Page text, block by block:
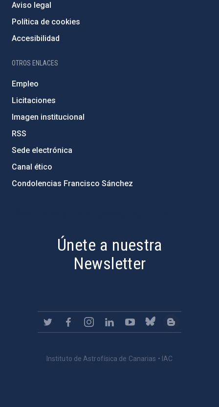
Aviso legal
Política de cookies
Accesibilidad
OTROS ENLACES
Empleo
Licitaciones
Imagen institucional
RSS
Sede electrónica
Canal ético
Condolencias Francisco Sánchez
Únete a nuestra
Newsletter
Instituto de Astrofísica de Canarias • IAC